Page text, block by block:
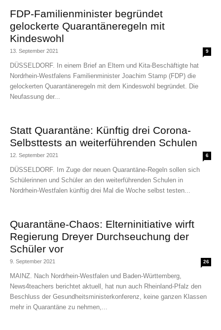
FDP-Familienminister begründet
gelockerte Quarantäneregeln mit
Kindeswohl
13. September 2021 9
DÜSSELDORF. In einem Brief an Eltern und Kita-Beschäftigte hat
Nordrhein-Westfalens Familienminister Joachim Stamp (FDP) die
gelockerten Quarantäneregeln mit dem Kindeswohl begründet. Die
Neufassung der...
Statt Quarantäne: Künftig drei Corona-
Selbsttests an weiterführenden Schulen
12. September 2021 6
DÜSSELDORF. Im Zuge der neuen Quarantäne-Regeln sollen sich
Schülerinnen und Schüler an den weiterführenden Schulen in
Nordrhein-Westfalen künftig drei Mal die Woche selbst testen...
Quarantäne-Chaos: Elterninitiative wirft
Regierung Dreyer Durchseuchung der
Schüler vor
9. September 2021 26
MAINZ. Nach Nordrhein-Westfalen und Baden-Württemberg,
News4teachers berichtet aktuell, hat nun auch Rheinland-Pfalz den
Beschluss der Gesundheitsministerkonferenz, keine ganzen Klassen
mehr in Quarantäne zu nehmen,...